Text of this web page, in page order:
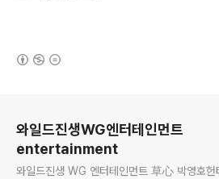
와일드진생WG엔터테인먼트
entertainment
와일드진생 WG 엔터테인먼트 草心 박영호헌